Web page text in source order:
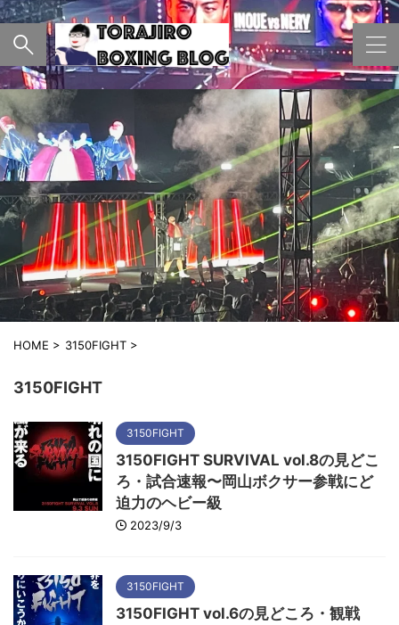
HOME > 3150FIGHT >
3150FIGHT
3150FIGHT
3150FIGHT SURVIVAL vol.8の見どこ
ろ・試合速報〜岡山ボクサー参戦にど
迫力のヘビー級
2023/9/3
3150FIGHT
3150FIGHT vol.6の見どころ・観戦